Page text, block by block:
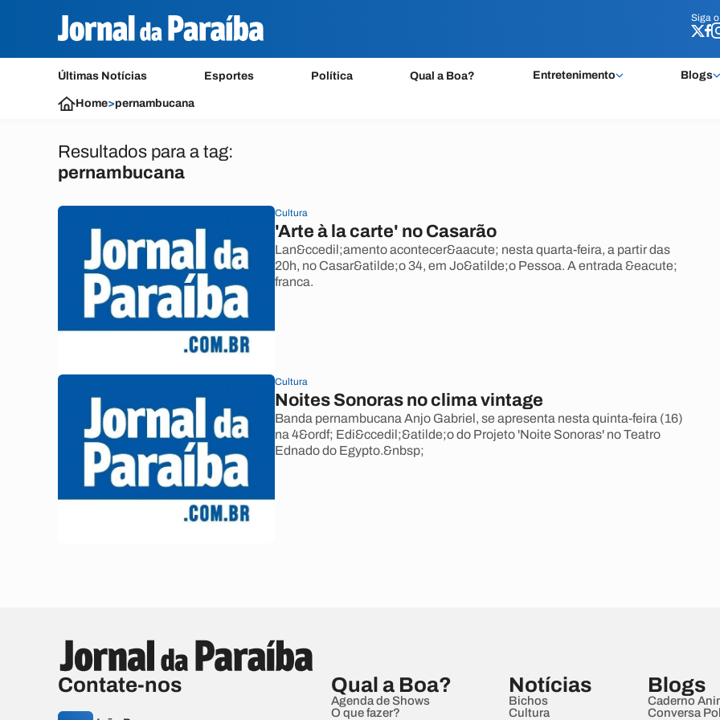
Siga o
Últimas Notícias Esportes Política Qual a Boa? Entretenimento Blogs
Siga o
Home>pernambucana
Resultados para a tag:
pernambucana
Cultura
'Arte à la carte' no Casarão
Lan&ccedil;amento acontecer&aacute; nesta quarta-feira, a partir das
20h, no Casar&atilde;o 34, em Jo&atilde;o Pessoa. A entrada &eacute;
franca.
Cultura
Noites Sonoras no clima vintage
Banda pernambucana Anjo Gabriel, se apresenta nesta quinta-feira (16)
na 4&ordf; Edi&ccedil;&atilde;o do Projeto 'Noite Sonoras' no Teatro
Ednado do Egypto.&nbsp;
Contate-nos Qual a Boa?
Agenda de Shows
O que fazer?
Notícias
Bichos
Cultura
Blogs
Caderno
Conversa